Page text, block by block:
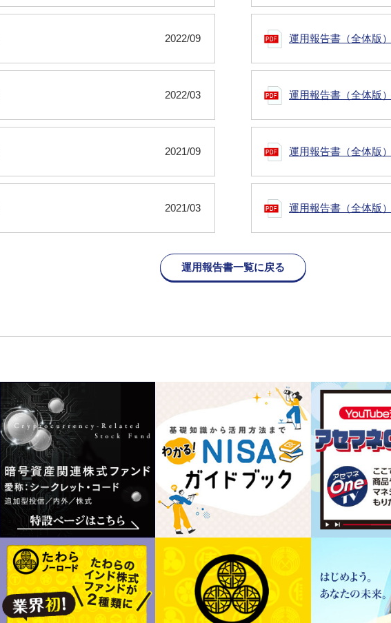
2022/09
2022/03
2021/09
2021/03
運用報告書（全体版）
運用報告書（全体版）
運用報告書（全体版）
運用報告書（全体版）
運用報告書一覧に戻る